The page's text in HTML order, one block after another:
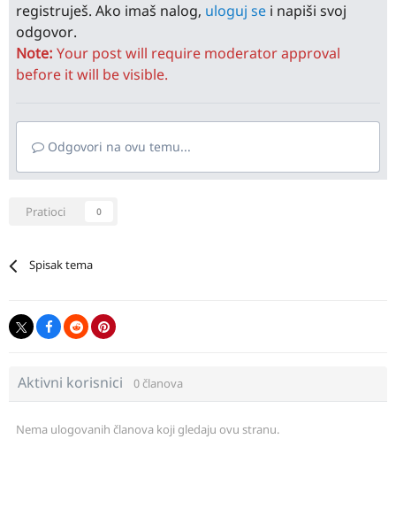
registruješ. Ako imaš nalog, uloguj se i napiši svoj
odgovor.
Note: Your post will require moderator approval
before it will be visible.
Odgovori na ovu temu...
Pratioci 0
Spisak tema
Aktivni korisnici 0 članova
Nema ulogovanih članova koji gledaju ovu stranu.